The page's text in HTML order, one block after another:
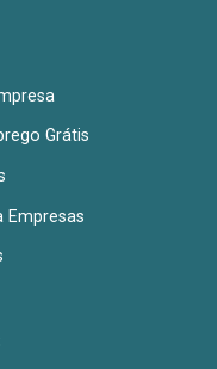
Grátis
Empresas